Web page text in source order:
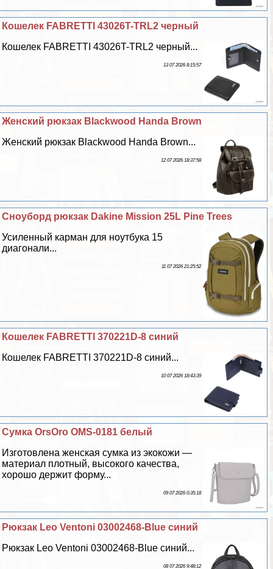
Кошелек FABRETTI 43026T-TRL2 черный
Кошелек FABRETTI 43026T-TRL2 черный...
13 07 2026 8:15:57
Женский рюкзак Blackwood Handa Brown
Женский рюкзак Blackwood Handa Brown...
12 07 2026 18:37:58
Сноуборд рюкзак Dakine Mission 25L Pine Trees
Усиленный карман для ноутбука 15
диагонали...
11 07 2026 21:25:52
Кошелек FABRETTI 370221D-8 синий
Кошелек FABRETTI 370221D-8 синий...
10 07 2026 18:43:39
Сумка OrsOro OMS-0181 белый
Изготовлена женская сумка из экокожи —
материал плотный, высокого качества,
хорошо держит форму...
09 07 2026 0:35:18
Рюкзак Leo Ventoni 03002468-Blue синий
Рюкзак Leo Ventoni 03002468-Blue синий...
08 07 2026 9:48:12